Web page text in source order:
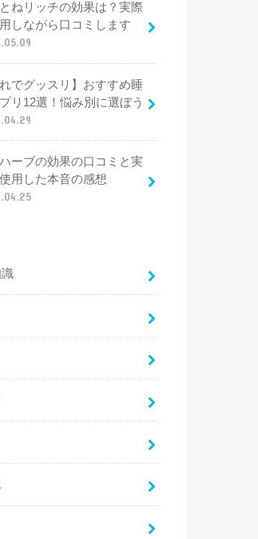
ねリッチの効果は？実際
しながら口コミします
れでグッスリ】おすすめ睡
リ12選！悩み別に選ぼう
ーブの効果の口コミと実
用した本音の感想